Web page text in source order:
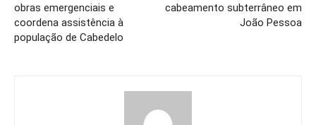
obras emergenciais e
coordena assistência à
população de Cabedelo
cabeamento subterrâneo em
João Pessoa